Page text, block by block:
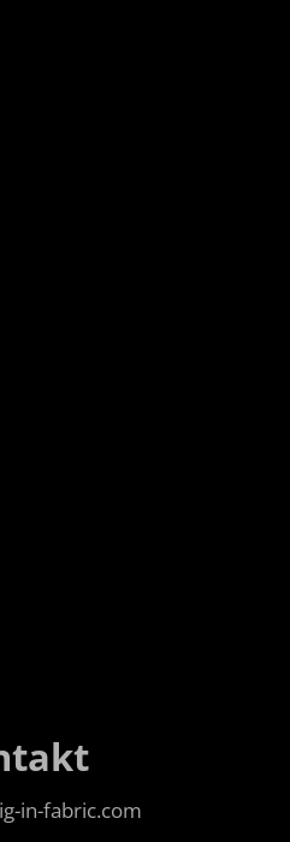
in-fabric.com